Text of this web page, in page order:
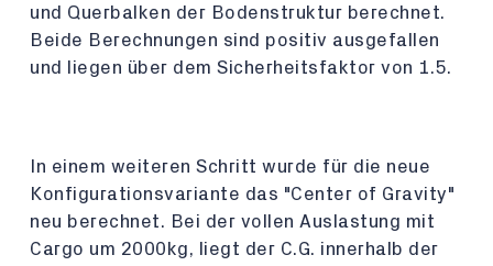
und Querbalken der Bodenstruktur berechnet.
Beide Berechnungen sind positiv ausgefallen
und liegen über dem Sicherheitsfaktor von 1.5.
In einem weiteren Schritt wurde für die neue
Konfigurationsvariante das "Center of Gravity"
neu berechnet. Bei der vollen Auslastung mit
Cargo um 2000kg, liegt der C.G. innerhalb der